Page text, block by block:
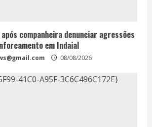
companheira denunciar agressões
em Indaial
08/08/2026